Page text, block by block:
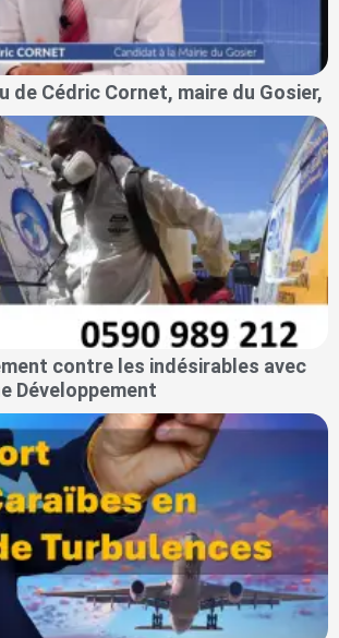
de Cédric Cornet, maire du Gosier,
contre les indésirables avec
Développement